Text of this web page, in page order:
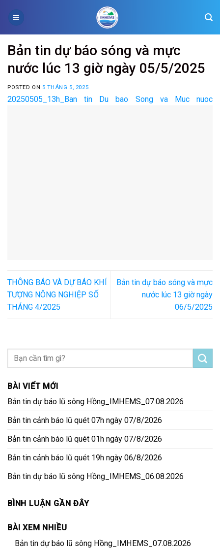
Bản tin dự báo sóng và mực
nước lúc 13 giờ ngày 05/5/2025
POSTED ON 5 THÁNG 5, 2025
20250505_13h_Ban tin Du bao Song va Muc nuoc
THÔNG BÁO VÀ DỰ BÁO KHÍ
TƯỢNG NÔNG NGHIỆP SỐ
THÁNG 4/2025
Bản tin dự báo sóng và mực
nước lúc 13 giờ ngày
06/5/2025
BÀI VIẾT MỚI
Bản tin dự báo lũ sông Hồng_IMHEMS_07.08.2026
Bản tin cảnh báo lũ quét 07h ngày 07/8/2026
Bản tin cảnh báo lũ quét 01h ngày 07/8/2026
Bản tin cảnh báo lũ quét 19h ngày 06/8/2026
Bản tin dự báo lũ sông Hồng_IMHEMS_06.08.2026
BÌNH LUẬN GẦN ĐÂY
BÀI XEM NHIỀU
Bản tin dự báo lũ sông Hồng_IMHEMS_07.08.2026